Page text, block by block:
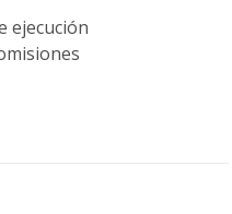
ejecución